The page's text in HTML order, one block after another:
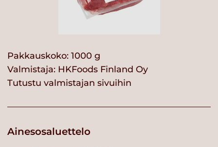
Pakkauskoko: 1000 g
Valmistaja: HKFoods Finland Oy
Tutustu valmistajan sivuihin
Ainesosaluettelo